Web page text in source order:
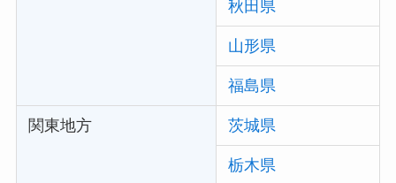
秋田県
山形県
福島県
関東地方 茨城県
栃木県